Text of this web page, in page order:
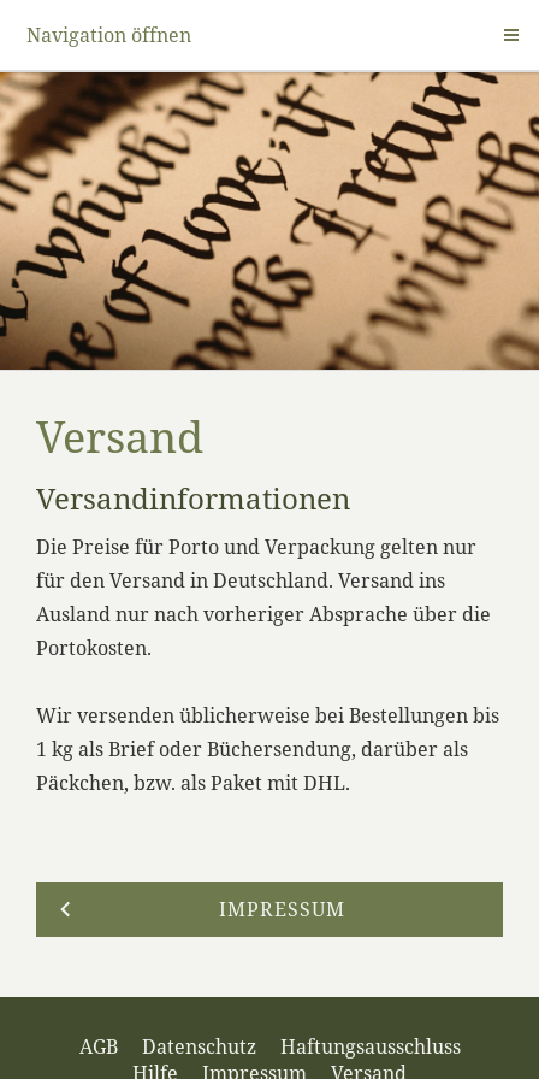
Navigation öffnen
Versand
Versandinformationen
Die Preise für Porto und Verpackung gelten nur
für den Versand in Deutschland. Versand ins
Ausland nur nach vorheriger Absprache über die
Portokosten.
Wir versenden üblicherweise bei Bestellungen bis
1 kg als Brief oder Büchersendung, darüber als
Päckchen, bzw. als Paket mit DHL.
IMPRESSUM
AGB Datenschutz
Haftungsausschluss
Hilfe
Impressum Versand